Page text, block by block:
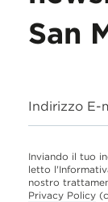
San
Indirizzo E-
Inviando il tuo
letto
nostro
Privacy Policy